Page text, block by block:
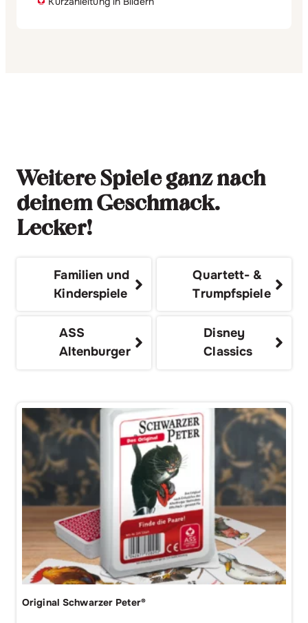
Weitere Spiele ganz nach
deinem Geschmack.
Lecker!
Familien und
Kinderspiele
Quartett- &
Trumpfspiele
ASS
Altenburger
Disney
Classics
Original Schwarzer Peter®